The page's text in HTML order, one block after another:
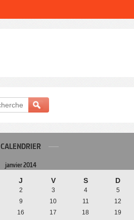
CALENDRIER
janvier 2014
J V S D
2 3 4
5
9 10 11
12
16 17 18
19